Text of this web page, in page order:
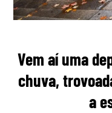
Vem aí uma
chuva,
a